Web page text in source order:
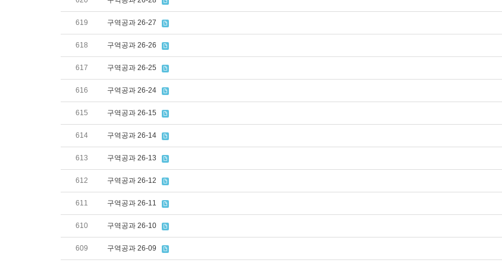
619 구역공과 26-27
618 구역공과 26-26
617 구역공과 26-25
616 구역공과 26-24
615 구역공과 26-15
614 구역공과 26-14
613 구역공과 26-13
612 구역공과 26-12
611 구역공과 26-11
610 구역공과 26-10
609 구역공과 26-09